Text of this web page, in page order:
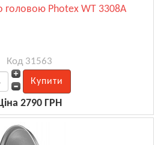
головою Photex WT 3308A
Код 31563
2790 ГРН